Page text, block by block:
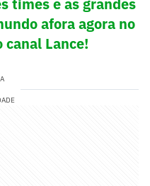
afora agora no
canal Lance!